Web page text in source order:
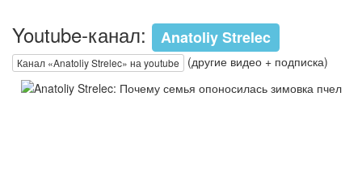
Youtube-канал: Anatoliy Strelec
Канал «Anatoliy Strelec» на youtube (другие видео + подписка)